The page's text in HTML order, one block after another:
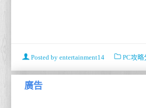
Posted by entertainment14 PC攻略
廣告